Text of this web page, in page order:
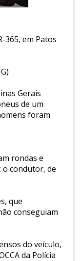
365, em Patos
Gerais
de um
foram
rondas e
o condutor, de
que
conseguiam
do veículo,
da Polícia